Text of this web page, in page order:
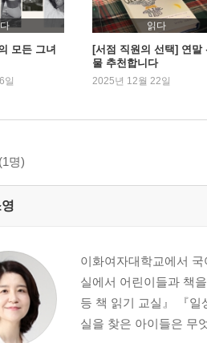
도 될까
는 것
어린이
다요?
’
적인 존재
린이날
모든 그녀
일
읽다
[서점 직원의 선택] 연말
물 추천합니다
2025년 12월 22일
(1명)
이화여자대학교에서
실에서 어린이들과 책
등 책 읽기 교실』 『
실을 찾은 아이들은 무